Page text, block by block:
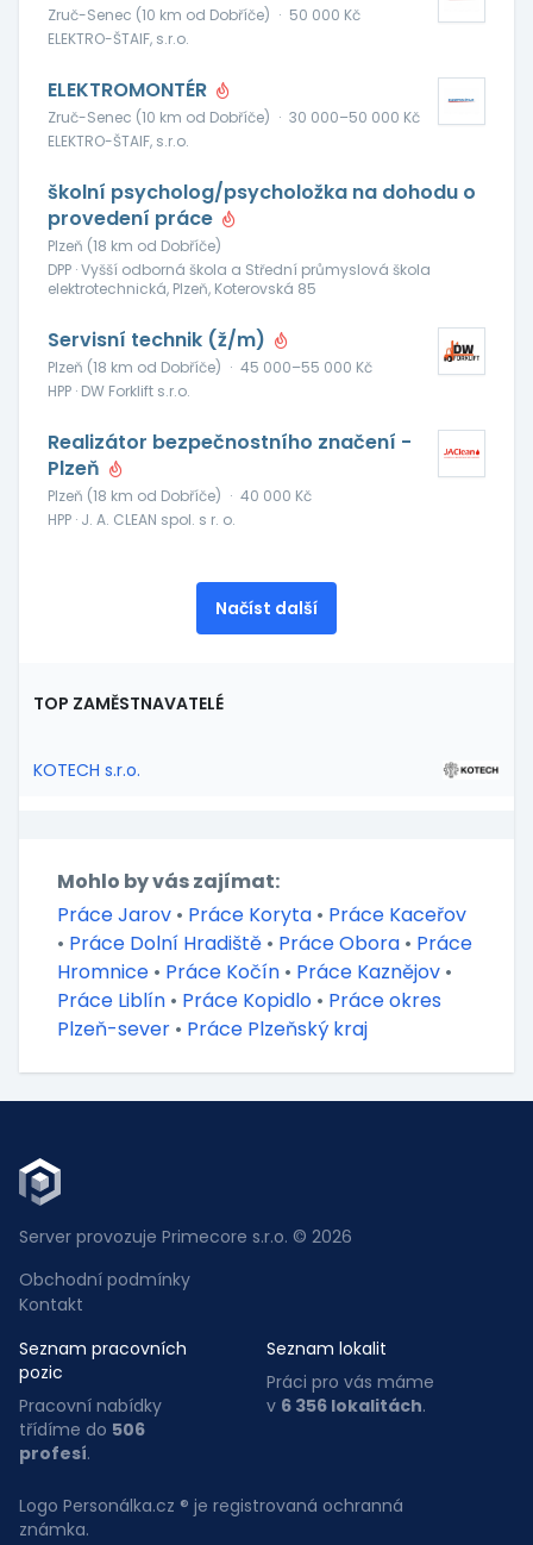
Zruč-Senec (10 km od Dobříče) · 50 000 Kč
ELEKTRO-ŠTAIF, s.r.o.
ELEKTROMONTÉR
Zruč-Senec (10 km od Dobříče) · 30 000–50 000 Kč
ELEKTRO-ŠTAIF, s.r.o.
školní psycholog/psycholožka na dohodu o
provedení práce
Plzeň (18 km od Dobříče)
DPP · Vyšší odborná škola a Střední průmyslová škola
elektrotechnická, Plzeň, Koterovská 85
Servisní technik (ž/m)
Plzeň (18 km od Dobříče) · 45 000–55 000 Kč
HPP · DW Forklift s.r.o.
Realizátor bezpečnostního značení -
Plzeň
Plzeň (18 km od Dobříče) · 40 000 Kč
HPP · J. A. CLEAN spol. s r. o.
Načíst další
TOP ZAMĚSTNAVATELÉ
KOTECH s.r.o.
Mohlo by vás zajímat:
Práce Jarov • Práce Koryta • Práce Kaceřov
• Práce Dolní Hradiště • Práce Obora • Práce
Hromnice • Práce Kočín • Práce Kaznějov •
Práce Liblín • Práce Kopidlo • Práce okres
Plzeň-sever • Práce Plzeňský kraj
Server provozuje Primecore s.r.o. © 2026
Obchodní podmínky
Kontakt
Seznam pracovních
pozic
Pracovní nabídky
třídíme do 506
profesí.
Seznam lokalit
Práci pro vás máme
v 6 356 lokalitách.
Logo Personálka.cz ® je registrovaná ochranná
známka.